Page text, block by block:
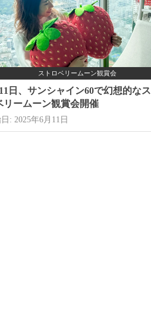
ストロベリームーン観賞会
日、サンシャイン60で幻想的な
リームーン観賞会開催
: 2025年6月11日